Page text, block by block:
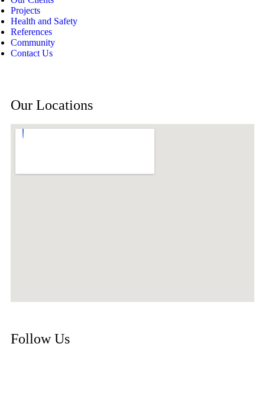
Projects
Health and Safety
References
Community
Contact Us
Our Locations
Follow Us